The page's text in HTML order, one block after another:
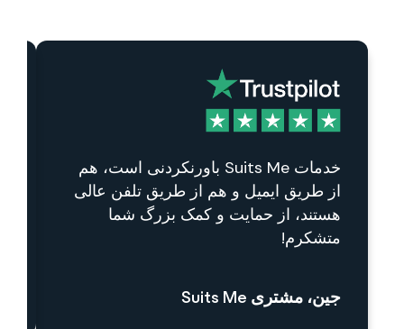
خدمات Suits Me باورنکردنی است، هم
از طریق ایمیل و هم از طریق تلفن عالی
هستند، از حمایت و کمک بزرگ شما
متشکرم!
جین، مشتری Suits Me